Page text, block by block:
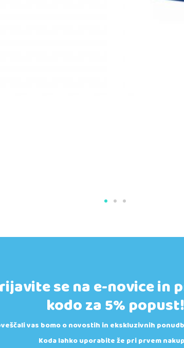
se na e-novice in
kodo za 5% popust!
vas bomo o novostih in ekskluzivnih
Koda lahko uporabite že pri prvem